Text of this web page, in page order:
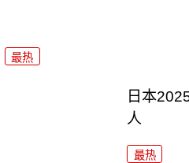
最热
日本
人
最热